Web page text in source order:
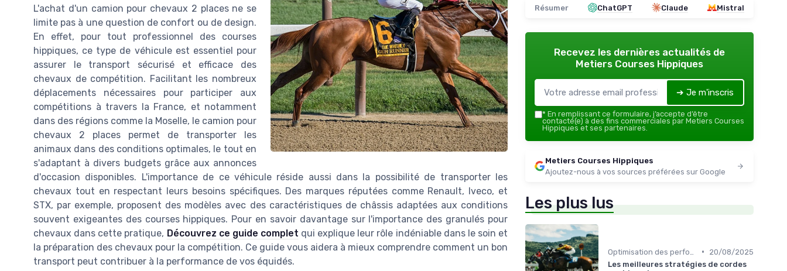
L'achat d'un camion pour chevaux 2 places ne se
limite pas à une question de confort ou de design.
En effet, pour tout professionnel des courses
hippiques, ce type de véhicule est essentiel pour
assurer le transport sécurisé et efficace des
chevaux de compétition. Facilitant les nombreux
déplacements nécessaires pour participer aux
compétitions à travers la France, et notamment
dans des régions comme la Moselle, le camion pour
chevaux 2 places permet de transporter les
animaux dans des conditions optimales, le tout en
s'adaptant à divers budgets grâce aux annonces
d'occasion disponibles. L'importance de ce véhicule réside aussi dans la possibilité de transporter les
chevaux tout en respectant leurs besoins spécifiques. Des marques réputées comme Renault, Iveco, et
STX, par exemple, proposent des modèles avec des caractéristiques de châssis adaptées aux conditions
souvent exigeantes des courses hippiques. Pour en savoir davantage sur l'importance des granulés pour
chevaux dans cette pratique, Découvrez ce guide complet qui explique leur rôle indéniable dans le soin et
la préparation des chevaux pour la compétition. Ce guide vous aidera à mieux comprendre comment un bon
transport peut contribuer à la performance de vos équidés.
Résumer ChatGPT Claude Mistral
Recevez les dernières actualités de
Metiers Courses Hippiques
➔ Je m'inscris
* En remplissant ce formulaire, j’accepte d’être
contacté(e) à des fins commerciales par Metiers Courses
Hippiques et ses partenaires.
Metiers Courses Hippiques
Ajoutez-nous à vos sources préférées sur Google
Les plus lus
•
20/08/2025
Les meilleures stratégies de cordes